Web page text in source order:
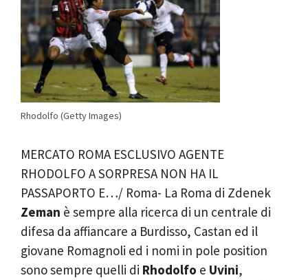
Rhodolfo (Getty Images)
MERCATO ROMA ESCLUSIVO AGENTE
RHODOLFO A SORPRESA NON HA IL
PASSAPORTO E…/ Roma- La Roma di Zdenek
Zeman è sempre alla ricerca di un centrale di
difesa da affiancare a Burdisso, Castan ed il
giovane Romagnoli ed i nomi in pole position
sono sempre quelli di Rhodolfo e Uvini,